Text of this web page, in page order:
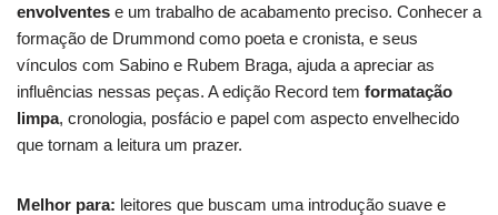
envolventes e um trabalho de acabamento preciso. Conhecer a
formação de Drummond como poeta e cronista, e seus
vínculos com Sabino e Rubem Braga, ajuda a apreciar as
influências nessas peças. A edição Record tem formatação
limpa, cronologia, posfácio e papel com aspecto envelhecido
que tornam a leitura um prazer.
Melhor para: leitores que buscam uma introdução suave e